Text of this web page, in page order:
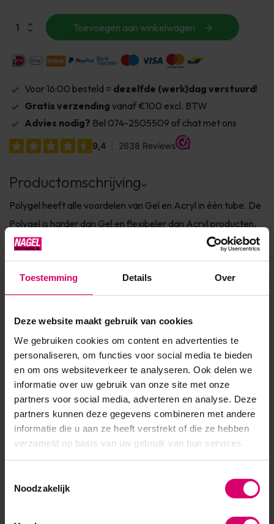
Toestemming Details Over
Deze website maakt gebruik van cookies
We gebruiken cookies om content en advertenties te
personaliseren, om functies voor social media te bieden
en om ons websiteverkeer te analyseren. Ook delen we
informatie over uw gebruik van onze site met onze
partners voor social media, adverteren en analyse. Deze
partners kunnen deze gegevens combineren met andere
informatie die u aan ze heeft verstrekt of die ze hebben
verzameld op basis van uw gebruik van hun services.
Noodzakelijk
Toevoegen aan winkelwagen
Voor 16:00 besteld = dezelfde (werk)dag verstuurd!
Gratis verzending vanaf €100 excl. BTW
Advies nodig? Bel 074-2505509 of chat met ons
Productomschrijving
Polygel heeft alle voordelen van Gel en Acryl in één tube. De
Polygel is harder dan Gel en flexibeler dan Acryl producten,
geeft geen branderig gevoel bij het uitharden en is
gemakkelijk te verwerken en te vijlen. Het product loopt niet
in de nagelriemen, is pinchbaar, geurloos en is geschikt voor
alle nageltypes.Good to know! Doordat je het prod...
Toon meer